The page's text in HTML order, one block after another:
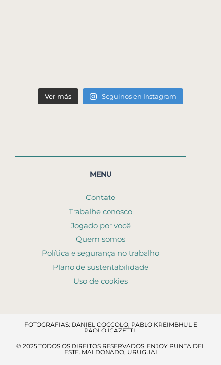
Ver más Seguinos en Instagram
MENU
Contato
Trabalhe conosco
Jogado por você
Quem somos
Política e segurança no trabalho
Plano de sustentabilidade
Uso de cookies
FOTOGRAFIAS: DANIEL COCCOLO, PABLO KREIMBHUL E
PAOLO ICAZETTI.
© 2025 TODOS OS DIREITOS RESERVADOS. ENJOY PUNTA DEL
ESTE. MALDONADO, URUGUAI